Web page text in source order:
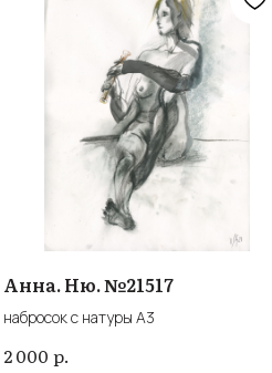
Анна. Ню. №21517
набросок с натуры А3
2 000 р.